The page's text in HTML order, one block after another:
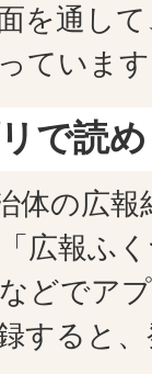
を通し
ていま
で読
体の広
広報ふ
どでア
すると